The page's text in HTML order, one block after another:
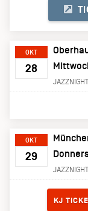
OKT
28
OKT
29
KJ